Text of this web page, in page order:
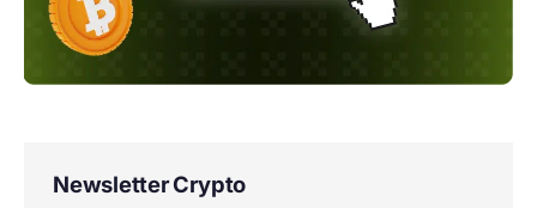
Newsletter Crypto